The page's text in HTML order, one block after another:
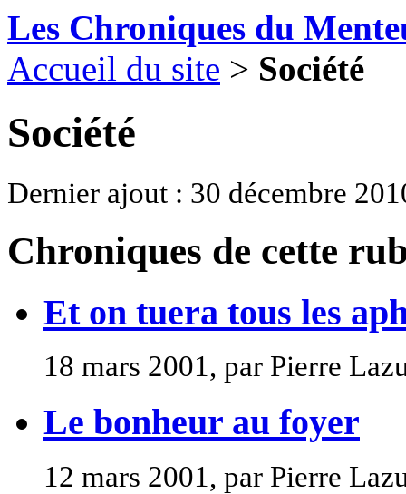
Les Chroniques du
Accueil du site > Société
Société
Dernier ajout : 30 décembre
Chroniques de cette
Et on tuera tous les
18 mars 2001, par Pierre
Le bonheur au foyer
12 mars 2001, par Pierre